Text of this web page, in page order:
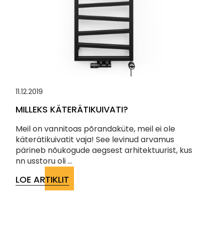
11.12.2019
MILLEKS KÄTERÄTIKUIVATI?
Meil on vannitoas põrandaküte, meil ei ole
käterätikuivatit vaja! See levinud arvamus
pärineb nõukogude aegsest arhitektuurist, kus
nn usstoru oli ...
LOE ARTIKLIT